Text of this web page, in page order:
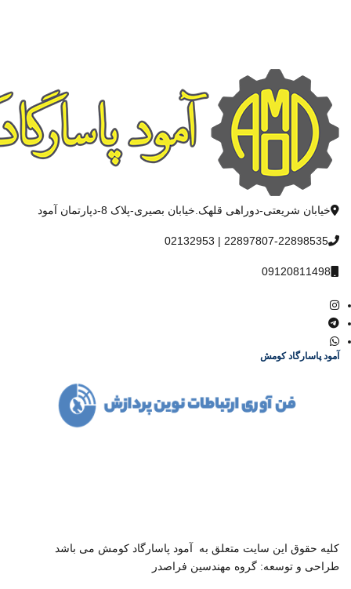
خیابان شریعتی-دوراهی قلهک.خیابان بصیری-پلاک 8-دپارتمان آمود
22897807-22898535 | 02132953
09120811498
آمود پاسارگاد کومش
کليه حقوق اين سايت متعلق به آمود پاسارگاد کومش می باشد
طراحی و توسعه: گروه مهندسین فراصدر